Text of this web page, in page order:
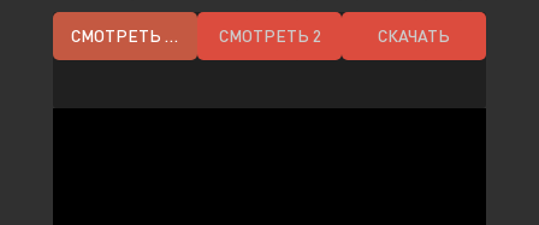
СМОТРЕТЬ HD СМОТРЕТЬ 2 СКАЧАТЬ